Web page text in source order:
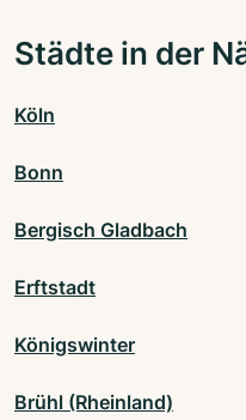
Städte in der
Köln
Bonn
Bergisch Gladbach
Erftstadt
Königswinter
Brühl (Rheinland)